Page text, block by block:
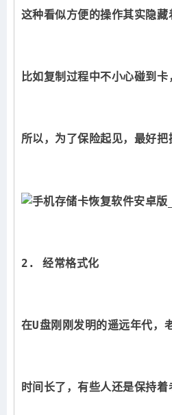
这种看似方便的操作其实隐
比如复制过程中不小心碰到
所以，为了保险起见，最好
2. 经常格式化
在U盘刚刚发明的遥远年代，
时间长了，有些人还是保持